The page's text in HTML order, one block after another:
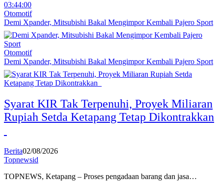
03:44:00
Otomotif
Demi Xpander, Mitsubishi Bakal Mengimpor Kembali Pajero Sport
Otomotif
Demi Xpander, Mitsubishi Bakal Mengimpor Kembali Pajero Sport
Syarat KIR Tak Terpenuhi, Proyek Miliaran
Rupiah Setda Ketapang Tetap Dikontrakkan
Berita02/08/2026
Topnewsid
TOPNEWS, Ketapang – Proses pengadaan barang dan jasa…